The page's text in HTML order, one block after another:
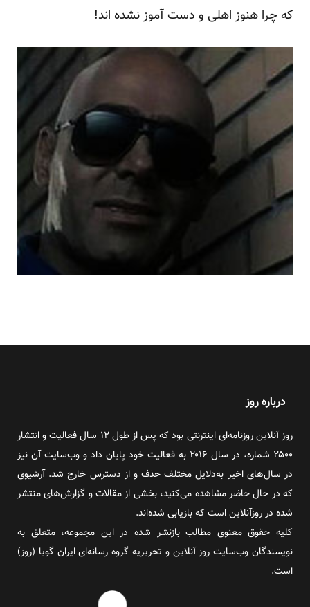
که چرا هنوز اهلی و دست آموز نشده اند!
درباره روز
روز آنلاین روزنامه‌ای اینترنتی بود که پس از طول ۱۲ سال فعالیت و انتشار
۲۵۰۰ شماره، در سال ۲۰۱۶ به فعالیت خود پایان داد و وب‌سایت آن نیز
در سال‌های اخیر به‌دلایل مختلف حذف و از دسترس خارج شد. آرشیوی
که در حال حاضر مشاهده می‌کنید، بخشی از مقالات و گزارش‌های منتشر
شده در روزآنلاین است که بازیابی شده‌اند.
کلیه حقوق معنوی مطالب بازنشر شده در این مجموعه، متعلق به
نویسندگان وب‌سایت روز آنلاین و تحریریه گروه رسانه‌ای ایران گویا (روز)
است.